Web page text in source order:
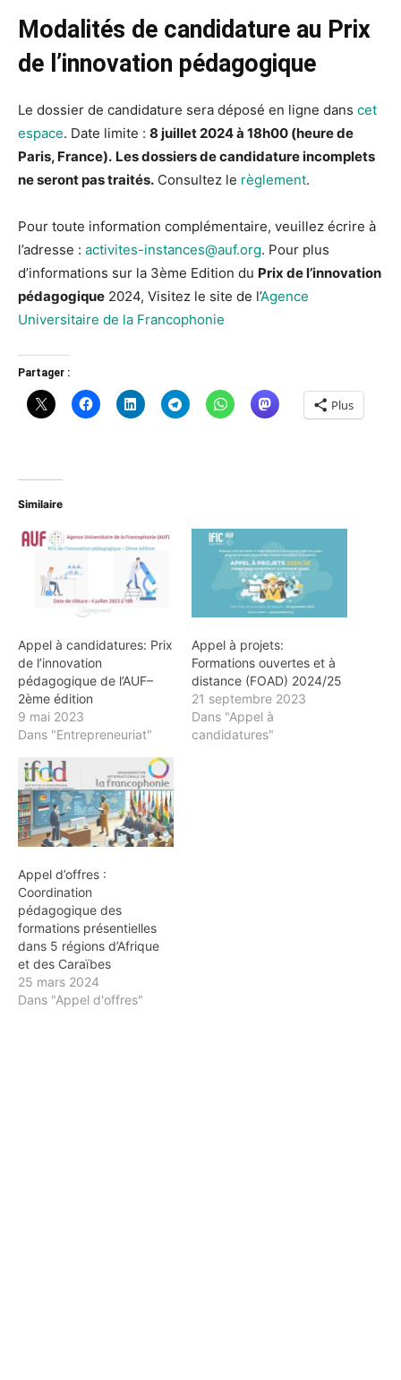
Modalités de candidature au Prix
de l’innovation pédagogique
Le dossier de candidature sera déposé en ligne dans cet
espace. Date limite : 8 juillet 2024 à 18h00 (heure de
Paris, France). Les dossiers de candidature incomplets
ne seront pas traités. Consultez le règlement.
Pour toute information complémentaire, veuillez écrire à
l’adresse : activites-instances@auf.org. Pour plus
d’informations sur la 3ème Edition du Prix de l’innovation
pédagogique 2024, Visitez le site de l’Agence
Universitaire de la Francophonie
Partager :
Plus
Similaire
Appel à candidatures: Prix
de l’innovation
pédagogique de l’AUF–
2ème édition
9 mai 2023
Dans "Entrepreneuriat"
Appel à projets:
Formations ouvertes et à
distance (FOAD) 2024/25
21 septembre 2023
Dans "Appel à
candidatures"
Appel d’offres :
Coordination
pédagogique des
formations présentielles
dans 5 régions d’Afrique
et des Caraïbes
25 mars 2024
Dans "Appel d'offres"